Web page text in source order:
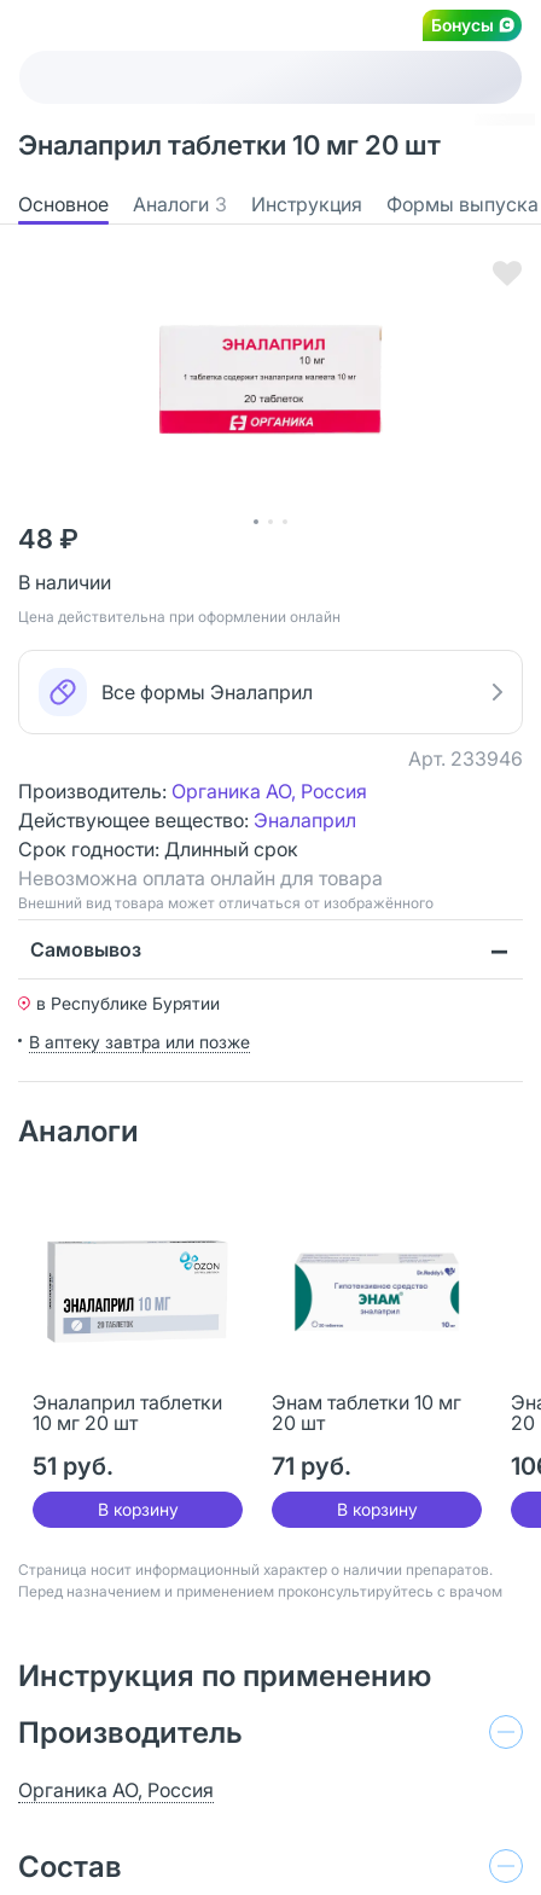
Бонусы
Эналаприл таблетки 10 мг 20 шт
Основное Аналоги 3 Инструкция Формы выпуска
48 ₽
В наличии
Цена действительна при оформлении онлайн
Все формы Эналаприл
Арт. 233946
Производитель: Органика АО, Россия
Действующее вещество: Эналаприл
Срок годности: Длинный срок
Невозможна оплата онлайн для товара
Bнешний вид товара может отличаться от изображённого
Самовывоз
в Республике Бурятии
В аптеку завтра или позже
Аналоги
Эналаприл таблетки
10 мг 20 шт
51 руб.
В корзину
Энам таблетки 10 мг
20 шт
71 руб.
В корзину
20
Страница носит информационный характер о наличии препаратов.
Перед назначением и применением проконсультируйтесь с врачом
Инструкция по применению
Производитель
Органика АО, Россия
Состав